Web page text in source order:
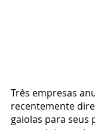
Três empresas
recentemente
gaiolas para seus